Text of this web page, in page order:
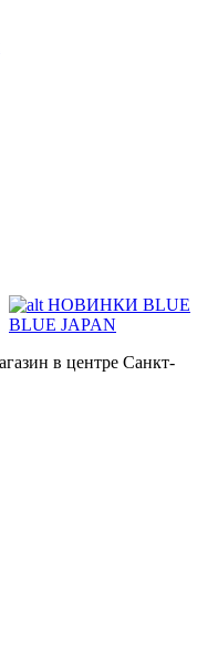
НОВИНКИ BLUE
BLUE JAPAN
в центре Санкт-